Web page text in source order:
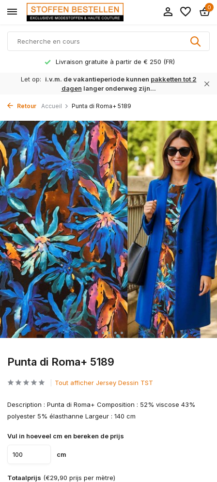
0
Délai de livraison 1 à 3 jours ouvrables
Let op: i.v.m. de vakantieperiode kunnen pakketten tot 2
dagen langer onderweg zijn...
Retour Accueil Punta di Roma+ 5189
Punta di Roma+ 5189
Tout afficher Jersey Dessin TST
Description : Punta di Roma+ Composition : 52% viscose 43%
polyester 5% élasthanne Largeur : 140 cm
Vul in hoeveel cm en bereken de prijs
cm
Totaalprijs (€29,90 prijs per mètre)